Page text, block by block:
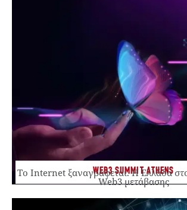
WEB3 SUMMIT ATHENS
Το Internet ξαναγράφεται. Η Ελλάδα
Web3 μετάβασης